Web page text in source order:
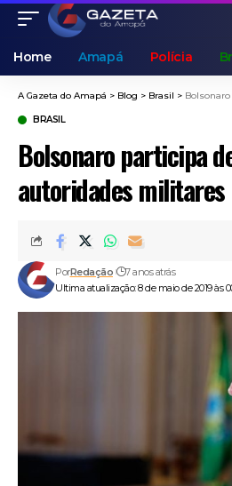
Home Amapá Polícia
A Gazeta do Amapá > Blog > Brasil > Bolsonaro
BRASIL
Bolsonaro participa
autoridades militares
Ultima atualização: 8 de maio de 2019 às
PorRedação 7 anos atrás